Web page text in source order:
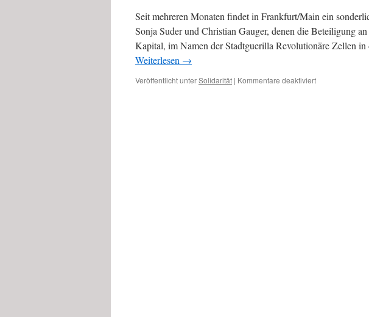
Seit mehreren Monaten findet in Frankfurt/Main ein
Sonja Suder und Christian Gauger, denen die Beteiligung
Kapital, im Namen der Stadtguerilla Revolutionäre Zellen
Weiterlesen →
Veröffentlicht unterSolidarität | Kommentare deaktiviertfür